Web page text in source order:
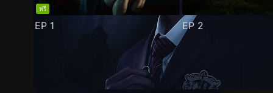
ฟรี
EP 1 EP 2
เนื้อหาที่แนะนำ